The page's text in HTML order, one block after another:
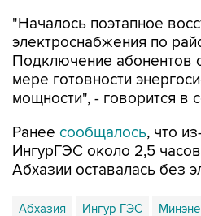
"Началось поэтапное
электроснабжения по
Подключение абонентов
мере готовности
мощности", - говорится в
Ранее сообщалось, что
ИнгурГЭС около 2,5
Абхазии оставалась без
Абхазия Ингур ГЭС